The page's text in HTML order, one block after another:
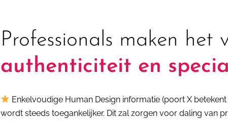
Professionals maken het
authenticiteit en
Enkelvoudige Human Design informatie (poort X
wordt steeds toegankelijker. Dit zal zorgen voor daling van